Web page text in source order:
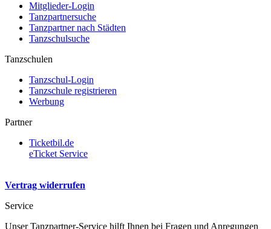
Mitglieder-Login
Tanzpartnersuche
Tanzpartner nach Städten
Tanzschulsuche
Tanzschulen
Tanzschul-Login
Tanzschule registrieren
Werbung
Partner
Ticketbil.de
eTicket Service
Vertrag widerrufen
Service
Unser Tanzpartner-Service hilft Ihnen bei Fragen und Anregungen